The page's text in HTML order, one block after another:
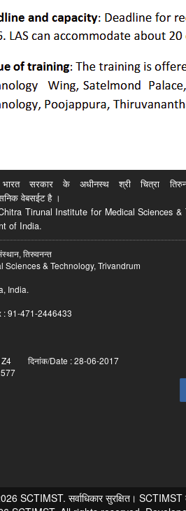
भारत सरकार के अधीनस्थ श्री चित्रा
वेबसईट है ।
Tirunal Institute for Medical Sciences &
of India.
तिरुवनन्त
& Technology, Trivandrum
India.
: 91-471-2446433
दिनांक/Date : 28-06-2017
SCTIMST. सर्वाधिकार सुरक्षित।